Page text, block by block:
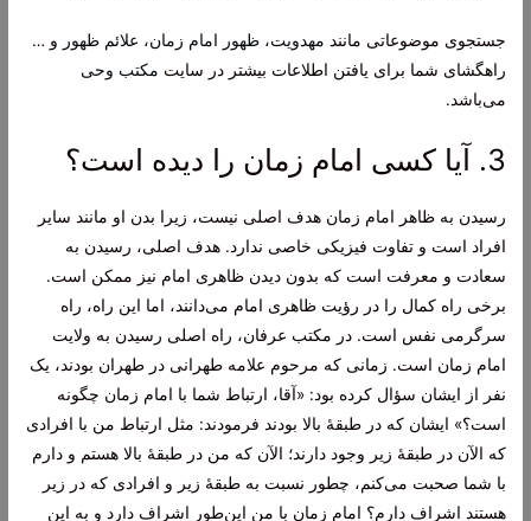
جستجوی موضوعاتی مانند مهدویت،ظهور امام زمان، علائم ظهور و …
راهگشای شما برای یافتن اطلاعات بیشتر در سایت مکتب وحی
می‌باشد.
3. آیا کسی امام زمان را دیده است؟
رسیدن به ظاهر امام زمان هدف اصلی نیست، زیرا بدن او مانند سایر
افراد است و تفاوت فیزیکی خاصی ندارد. هدف اصلی، رسیدن به
سعادت و معرفت است که بدون دیدن ظاهری امام نیز ممکن است.
برخی راه کمال را در رؤیت ظاهری امام می‌دانند، اما این راه، راه
سرگرمی نفس است. در مکتب عرفان، راه اصلی رسیدن به ولایت
امام زمان است. زمانی که مرحوم علامه طهرانی در طهران بودند، یک
نفر از ایشان سؤال کرده بود: «آقا، ارتباط شما با امام زمان چگونه
است؟» ایشان که در طبقۀ بالا بودند فرمودند: مثل ارتباط من با افرادی
که الآن در طبقۀ زیر وجود دارند؛ الآن که من در طبقۀ بالا هستم و دارم
با شما صحبت می‌کنم، چطور نسبت به طبقۀ زیر و افرادی که در زیر
هستند اشراف دارم؟ امام زمان با من این‌طور اشراف دارد و به این